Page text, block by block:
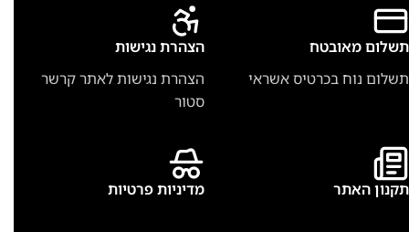
תשלום מאובטח
תשלום נוח בכרטיס אשראי
הצהרת נגישות
הצהרת נגישות לאתר קרשר
סטור
תקנון האתר מדיניות פרטיות